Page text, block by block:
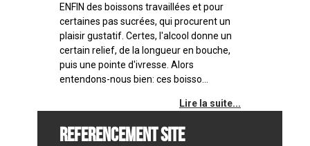
ENFIN des boissons travaillées et pour
certaines pas sucrées, qui procurent un
plaisir gustatif. Certes, l'alcool donne un
certain relief, de la longueur en bouche,
puis une pointe d'ivresse. Alors
entendons-nous bien: ces boisso...
Lire la suite...
REFERENCEMENT SITE